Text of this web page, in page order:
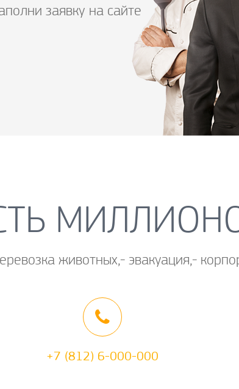
заявку на сайте
животных,- эвакуация,-
+7 (812) 6-000-000